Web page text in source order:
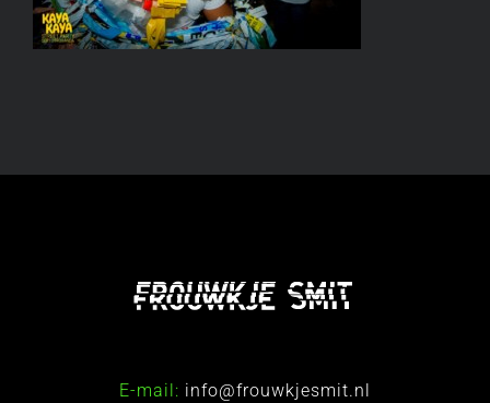
E-mail: info@frouwkjesmit.nl